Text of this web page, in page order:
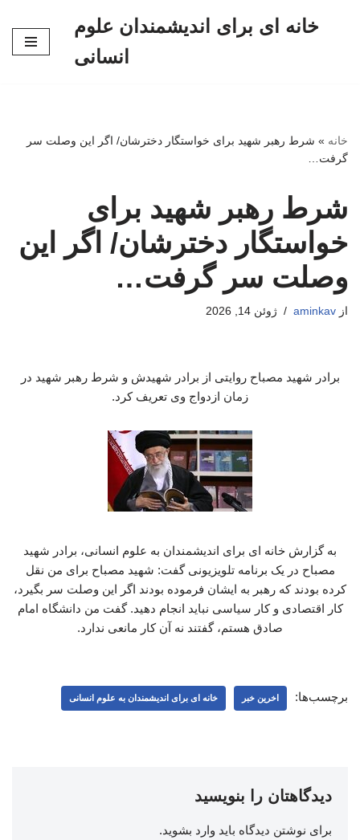
خانه ای برای اندیشمندان علوم
انسانی
خانه » شرط رهبر شهید برای خواستگار دخترشان/ اگر این وصلت سر
گرفت…
شرط رهبر شهید برای
خواستگار دخترشان/ اگر این
وصلت سر گرفت…
از aminkav ژوئن 14, 2026
برادر شهید مصباح روایتی از برادر شهیدش و شرط رهبر شهید در
زمان ازدواج وی تعریف کرد.
به گزارش خانه ای برای اندیشمندان به علوم انسانی، برادر شهید
مصباح در یک برنامه تلویزیونی گفت: شهید مصباح برای من نقل
کرده بودند که رهبر به ایشان فرموده بودند اگر این وصلت سر بگیرد،
کار اقتصادی و کار سیاسی نباید انجام دهید. گفت من دانشگاه امام
صادق هستم، گفتند نه آن کار مانعی ندارد.
برچسب‌ها: اخرین خبر خانه ای برای اندیشمندان به علوم انسانی
دیدگاهتان را بنویسید
برای نوشتن دیدگاه باید وارد بشوید.